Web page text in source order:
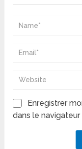
Enregistrer
dans le